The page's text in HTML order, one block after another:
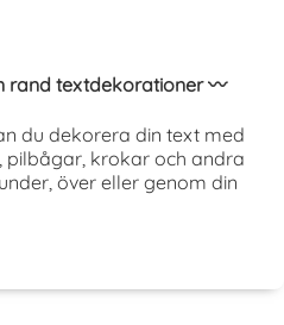
rand textdekorationer 〰️
du dekorera din text med
pilbågar, krokar och andra
över eller genom din